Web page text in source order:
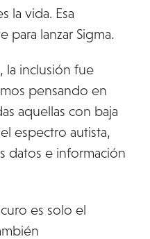
la vida. Esa
para lanzar Sigma.
la inclusión fue
pensando en
aquellas con baja
espectro autista,
datos e información
es solo el